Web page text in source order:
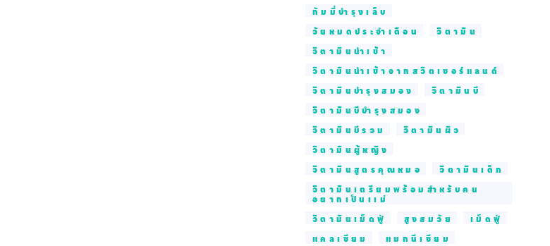
กัมมี่บำรุงเล็บ
วัยหมดประจำเดือน
วิตามิน
วิตามินนำเข้า
วิตามินนำเข้าจากสวิตเซอร์แลนด์
วิตามินบำรุงสมอง
วิตามินบี
วิตามินบีบำรุงสมอง
วิตามินบีรวม
วิตามินผิว
วิตามินผู้หญิง
วิตามินสูตรคุณหมอ
วิตามินเด็ก
วิตามินเตรียมพร้อมสำหรับคน
อยากเป็นเเม่
วิตามินเม็ดฟู่
สูงสมวัย
เม็ดฟู่
แคลเซียม
แมกนีเซียม